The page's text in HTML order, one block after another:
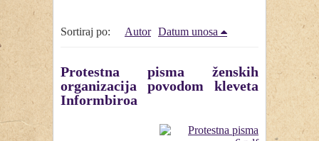
Sortiraj po: Autor Datum unosa
Protestna pisma ženskih
organizacija povodom kleveta
Informbiroa